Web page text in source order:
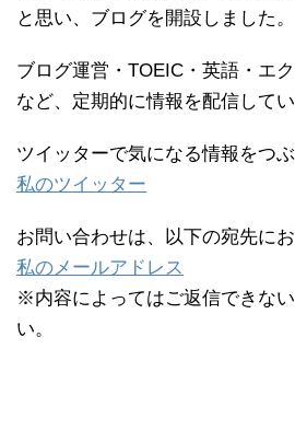
と思い、ブログを開設しました。
ブログ運営・TOEIC・英語・エ
など、定期的に情報を配信してい
ツイッターで気になる情報をつ
私のツイッター
お問い合わせは、以下の宛先に
私のメールアドレス
※内容によってはご返信できな
い。